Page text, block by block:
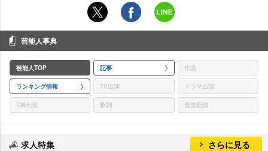
芸能人事典
芸能人TOP 記事 作品
ランキング情報 TV出演 ドラマ出演
CM出演 歌詞 音楽配信
求人特集 さらに見る